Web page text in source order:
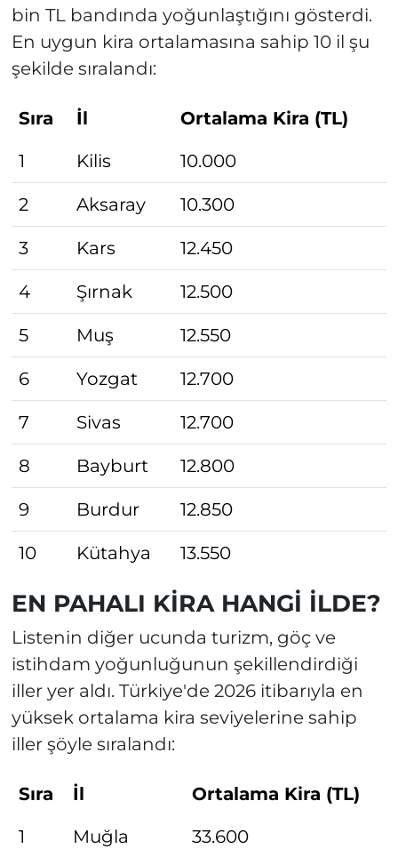
bin TL bandında yoğunlaştığını gösterdi.
En uygun kira ortalamasına sahip 10 il şu
şekilde sıralandı:
Sıra İl
Ortalama Kira (TL)
1
Kilis 10.000
2 Aksaray 10.300
3 Kars 12.450
4 Şırnak 12.500
5 Muş 12.550
6 Yozgat 12.700
7 Sivas 12.700
8 Bayburt 12.800
9 Burdur 12.850
10 Kütahya 13.550
EN PAHALI KİRA HANGİ İLDE?
Listenin diğer ucunda turizm, göç ve
istihdam yoğunluğunun şekillendirdiği
iller yer aldı. Türkiye'de 2026 itibarıyla en
yüksek ortalama kira seviyelerine sahip
iller şöyle sıralandı:
Sıra İl
Ortalama Kira (TL)
1
Muğla 33.600